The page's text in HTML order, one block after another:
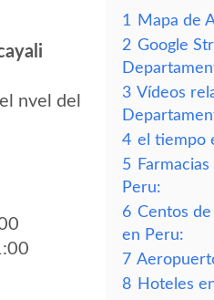
nvel del
1
Mapa de
2 Google
3 Vídeos
4 el tiempo
5
Peru:
6 Centos de
en Peru:
7
8 Hoteles